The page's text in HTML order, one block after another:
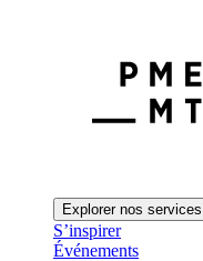
Explorer nos services
S’inspirer
Événements